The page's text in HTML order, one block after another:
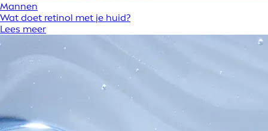
Mannen
Wat doet retinol met je huid?
Lees meer